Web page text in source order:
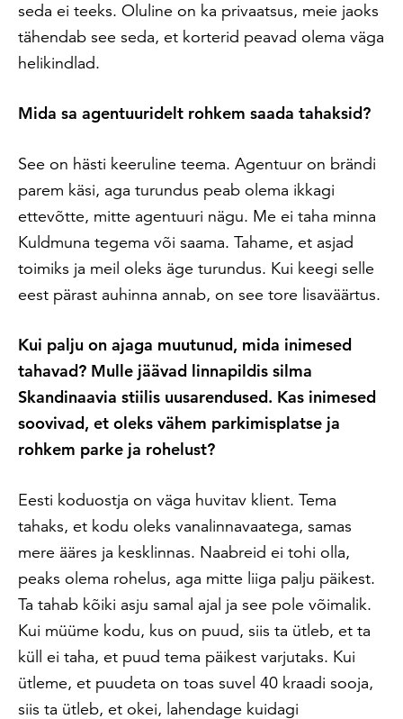
seda ei teeks. Oluline on ka privaatsus, meie jaoks
tähendab see seda, et korterid peavad olema väga
helikindlad.
Mida sa agentuuridelt rohkem saada tahaksid?
See on hästi keeruline teema. Agentuur on brändi
parem käsi, aga turundus peab olema ikkagi
ettevõtte, mitte agentuuri nägu. Me ei taha minna
Kuldmuna tegema või saama. Tahame, et asjad
toimiks ja meil oleks äge turundus. Kui keegi selle
eest pärast auhinna annab, on see tore lisaväärtus.
Kui palju on ajaga muutunud, mida inimesed
tahavad? Mulle jäävad linnapildis silma
Skandinaavia stiilis uusarendused. Kas inimesed
soovivad, et oleks vähem parkimisplatse ja
rohkem parke ja rohelust?
Eesti koduostja on väga huvitav klient. Tema
tahaks, et kodu oleks vanalinnavaatega, samas
mere ääres ja kesklinnas. Naabreid ei tohi olla,
peaks olema rohelus, aga mitte liiga palju päikest.
Ta tahab kõiki asju samal ajal ja see pole võimalik.
Kui müüme kodu, kus on puud, siis ta ütleb, et ta
küll ei taha, et puud tema päikest varjutaks. Kui
ütleme, et puudeta on toas suvel 40 kraadi sooja,
siis ta ütleb, et okei, lahendage kuidagi